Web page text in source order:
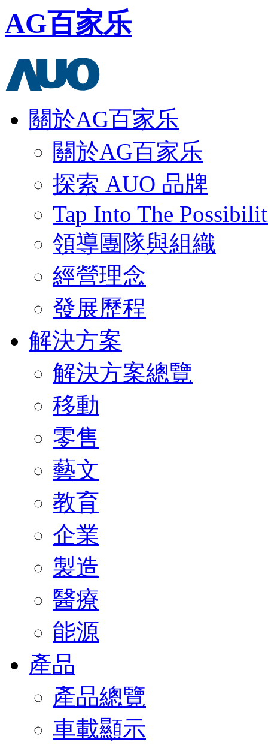
AG百家乐
關於AG百家乐
關於AG百家乐
探索 AUO 品牌
Tap Into The
領導團隊與組織
經營理念
發展歷程
解決方案
解決方案總覽
移動
零售
藝文
教育
企業
製造
醫療
能源
產品
產品總覽
車載顯示